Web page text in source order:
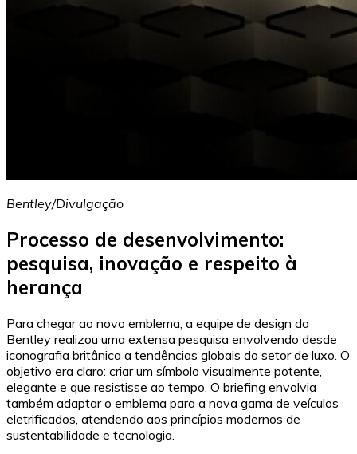
Bentley/Divulgação
Processo de desenvolvimento:
pesquisa, inovação e respeito à
herança
Para chegar ao novo emblema, a equipe de design da
Bentley realizou uma extensa pesquisa envolvendo desde
iconografia britânica a tendências globais do setor de luxo. O
objetivo era claro: criar um símbolo visualmente potente,
elegante e que resistisse ao tempo. O briefing envolvia
também adaptar o emblema para a nova gama de veículos
eletrificados, atendendo aos princípios modernos de
sustentabilidade e tecnologia.